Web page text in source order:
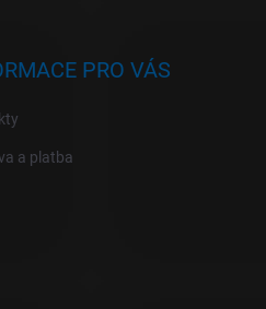
PRO VÁS
a platba